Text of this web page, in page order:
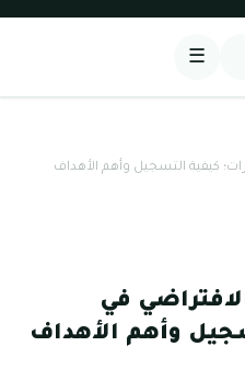
☰
كيفية التسجيل وأهم الأهداف
في
وأهم الأهداف